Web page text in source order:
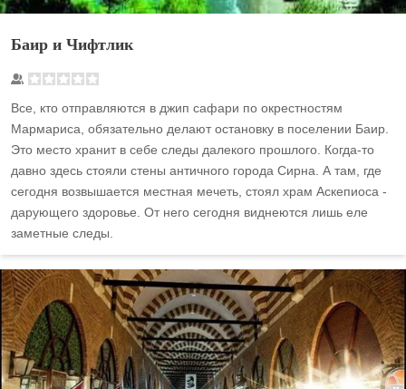
Баир и Чифтлик
Все, кто отправляются в джип сафари по окрестностям
Мармариса, обязательно делают остановку в поселении Баир.
Это место хранит в себе следы далекого прошлого. Когда-то
давно здесь стояли стены античного города Сирна. А там, где
сегодня возвышается местная мечеть, стоял храм Аскепиоса -
дарующего здоровье. От него сегодня виднеются лишь еле
заметные следы.